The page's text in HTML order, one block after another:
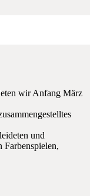
wir Anfang März
und
Farbenspielen,